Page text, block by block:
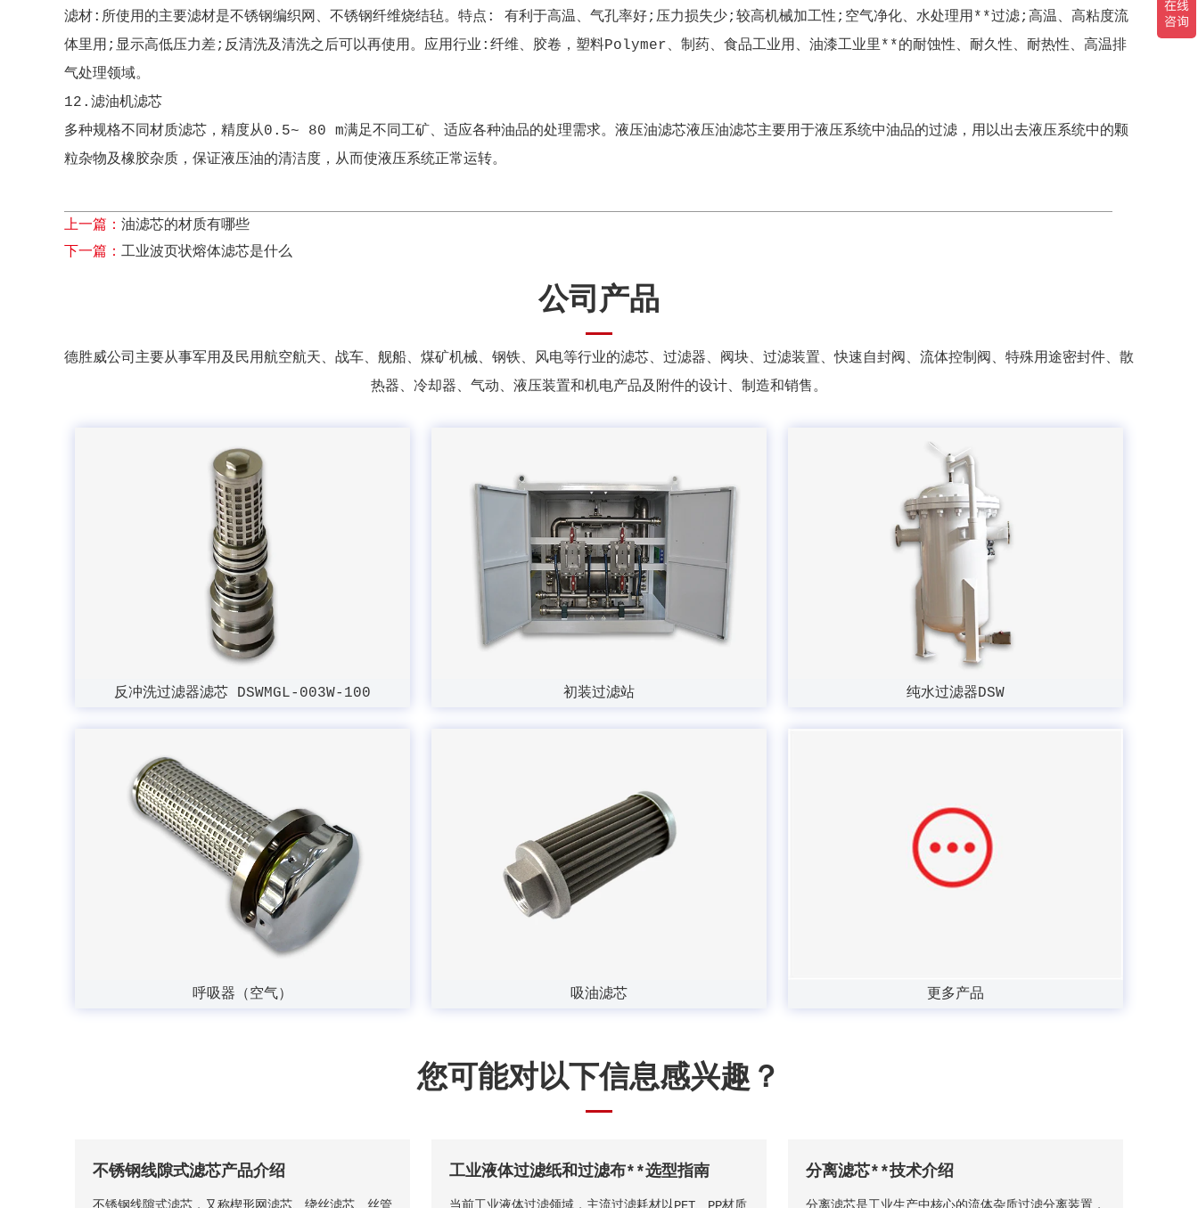
滤材:所使用的主要滤材是不锈钢编织网、不锈钢纤维烧结毡。特点: 有利于高温、气孔率好;压力损失少;较高机械加工性;空气净化、水处理用**过滤;高温、高粘度流
体里用;显示高低压力差;反清洗及清洗之后可以再使用。应用行业:纤维、胶卷，塑料Polymer、制药、食品工业用、油漆工业里**的耐蚀性、耐久性、耐热性、高温排
气处理领域。
12.滤油机滤芯
多种规格不同材质滤芯，精度从0.5~ 80 m满足不同工矿、适应各种油品的处理需求。液压油滤芯液压油滤芯主要用于液压系统中油品的过滤，用以出去液压系统中的颗
粒杂物及橡胶杂质，保证液压油的清洁度，从而使液压系统正常运转。
上一篇： 油滤芯的材质有哪些
下一篇： 工业波页状熔体滤芯是什么
公司产品
德胜威公司主要从事军用及民用航空航天、战车、舰船、煤矿机械、钢铁、风电等行业的滤芯、过滤器、阀块、过滤装置、快速自封阀、流体控制阀、特殊用途密封件、散
热器、冷却器、气动、液压装置和机电产品及附件的设计、制造和销售。
反冲洗过滤器滤芯 DSWMGL-003W-100 初装过滤站 纯水过滤器DSW
呼吸器（空气） 吸油滤芯 更多产品
您可能对以下信息感兴趣？
不锈钢线隙式滤芯产品介绍 工业液体过滤纸和过滤布**选型指南 分离滤芯**技术介绍